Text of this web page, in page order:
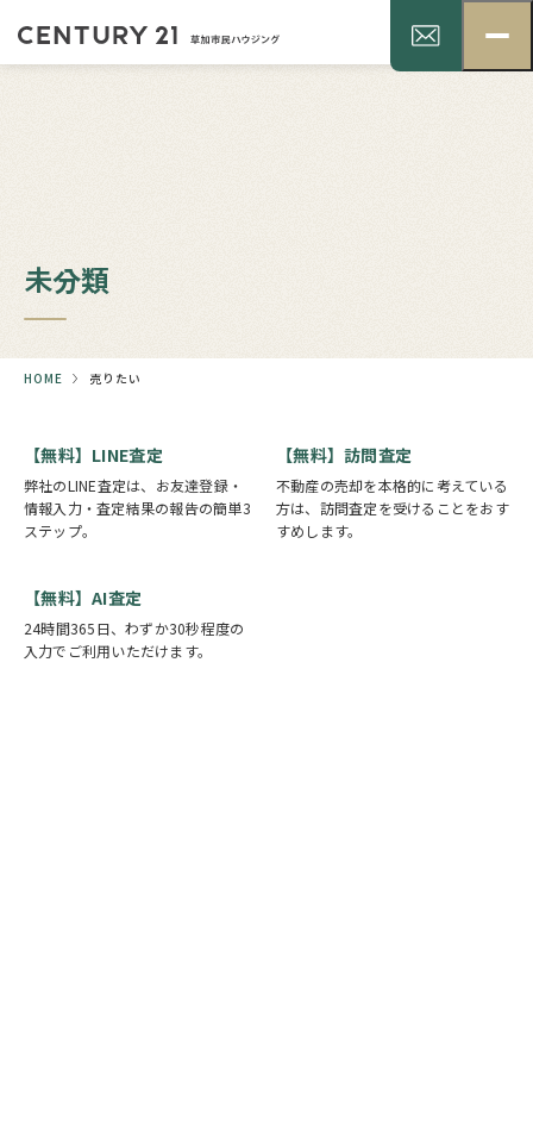
未分類
HOME 売りたい
【無料】LINE査定
弊社のLINE査定は、お友達登録・
情報入力・査定結果の報告の簡単3
ステップ。
【無料】訪問査定
不動産の売却を本格的に考えている
方は、訪問査定を受けることをおす
すめします。
【無料】AI査定
24時間365日、わずか30秒程度の
入力でご利用いただけます。